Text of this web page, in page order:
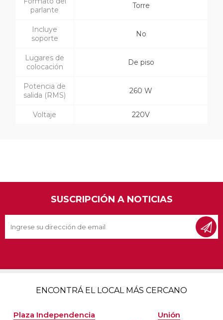
parlante
Torre
Incluye
soporte
No
Lugares de
colocación
De piso
Potencia de
salida (RMS)
260 W
Voltaje 220V
SUSCRIPCIÓN A NOTICIAS
ENCONTRÁ EL LOCAL MÁS CERCANO
Plaza Independencia Unión